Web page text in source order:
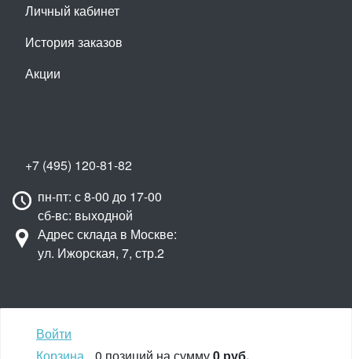
+7 (495) 120-81-82
пн-пт: с 8-00 до 17-00
сб-вс: выходной
Адрес склада в Москве:
ул. Ижорская, 7, стр.2
Личный кабинет
История заказов
Акции
Наверх
Войти